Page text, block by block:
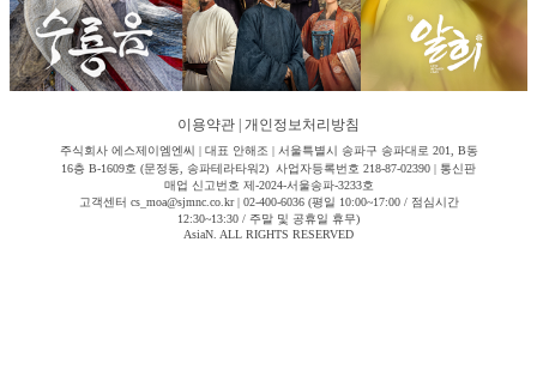
이용약관 개인정보처리방침
주식회사 에스제이엠엔씨 | 대표 안해조 | 서울특별시 송파구 송파대로 201, B동
16층 B-1609호 (문정동, 송파테라타워2) 사업자등록번호 218-87-02390 | 통신판
매업 신고번호 제-2024-서울송파-3233호
고객센터 cs_moa@sjmnc.co.kr | 02-400-6036 (평일 10:00~17:00 / 점심시간
12:30~13:30 / 주말 및 공휴일 휴무)
AsiaN. ALL RIGHTS RESERVED